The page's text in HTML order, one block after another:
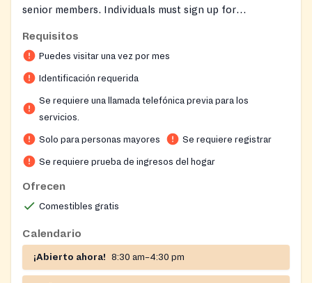
senior members. Individuals must sign up for
income. Appointments are required to receive food
boxes. 267) 286-1455 ext. 1454
Requisitos
Puedes visitar una vez por mes
Identificación requerida
Se requiere una llamada telefónica previa para los
servicios.
Solo para personas mayores Se requiere registrar
Se requiere prueba de ingresos del hogar
Ofrecen
Comestibles gratis
Calendario
¡Abierto ahora! 8:30 am–4:30 pm